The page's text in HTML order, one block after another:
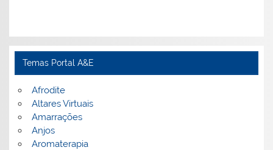
Temas Portal A&E
Afrodite
Altares Virtuais
Amarrações
Anjos
Aromaterapia